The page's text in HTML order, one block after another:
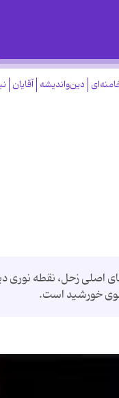
دین‌واندیشه آقایان
زحل، نقطه نوری
سوی خورشید است.